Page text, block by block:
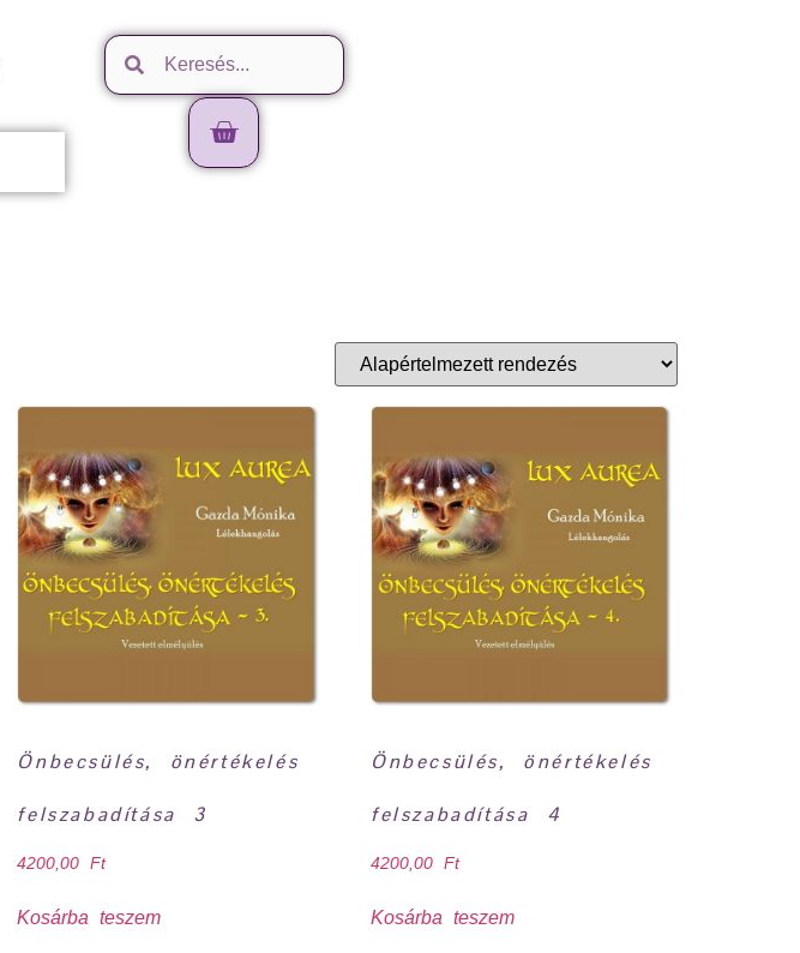
Önbecsülés, önértékelés
felszabadítása 3
4200,00Ft
Kosárba teszem
Önbecsülés, önértékelés
felszabadítása 4
4200,00Ft
Kosárba teszem